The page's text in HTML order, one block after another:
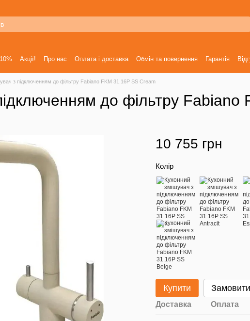
Акції! Про нас Оплата і доставка Обмін та повернення Гарантія
з підключенням до фільтру Fabiano FKM 31.16P SS Cream
до фільтру Fabiano
10 755 грн
Колір
Купити
Доставка Оплата